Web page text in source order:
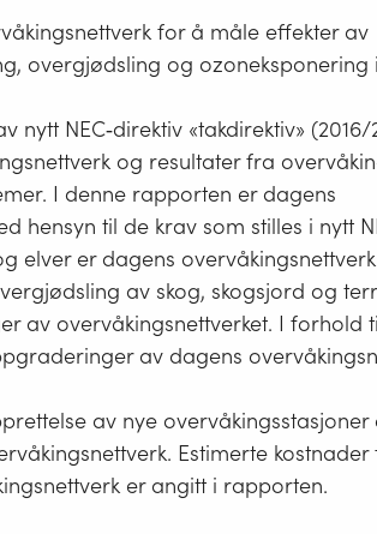
for å måle effekter av
overgjødsling og ozoneksponering
nytt NEC‐direktiv «takdirektiv»
og resultater fra
I denne rapporten er dagens
hensyn til de krav som stilles i nytt
elver er dagens
av skog, skogsjord og
av overvåkingsnettverket. I forhold
av dagens
av nye overvåkingsstasjoner
Estimerte kostnader
er angitt i rapporten.